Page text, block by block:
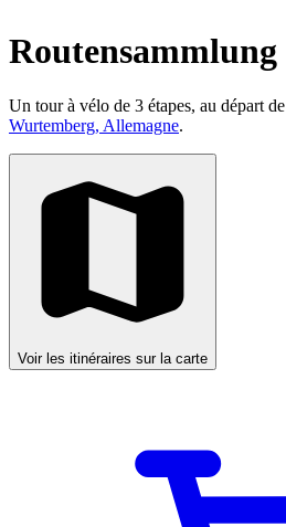
Routensammlung
Un tour à vélo de 3 étapes, au départ de
Wurtemberg, Allemagne.
Voir les itinéraires sur la carte